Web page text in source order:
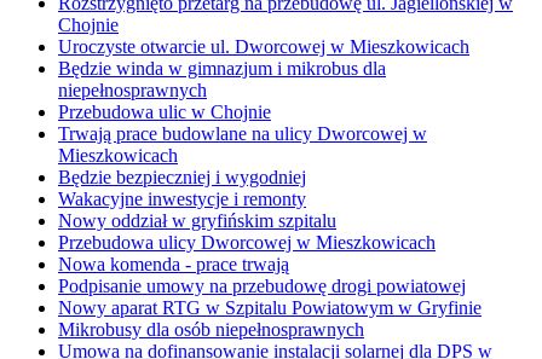
Chojnie
Uroczyste otwarcie ul. Dworcowej w Mieszkowicach
Będzie winda w gimnazjum i mikrobus dla
niepełnosprawnych
Przebudowa ulic w Chojnie
Trwają prace budowlane na ulicy Dworcowej w
Mieszkowicach
Będzie bezpieczniej i wygodniej
Wakacyjne inwestycje i remonty
Nowy oddział w gryfińskim szpitalu
Przebudowa ulicy Dworcowej w Mieszkowicach
Nowa komenda - prace trwają
Podpisanie umowy na przebudowę drogi powiatowej
Nowy aparat RTG w Szpitalu Powiatowym w Gryfinie
Mikrobusy dla osób niepełnosprawnych
Umowa na dofinansowanie instalacji solarnej dla DPS w